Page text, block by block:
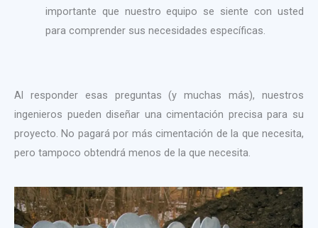
importante que nuestro equipo se siente con usted
para comprender sus necesidades específicas.
Al responder esas preguntas (y muchas más), nuestros
ingenieros pueden diseñar una cimentación precisa para su
proyecto. No pagará por más cimentación de la que necesita,
pero tampoco obtendrá menos de la que necesita.